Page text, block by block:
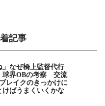
記事
」なぜ橋上監督代行
界OBの考察 交流
レイクのきっかけに
けばうまくいくかな